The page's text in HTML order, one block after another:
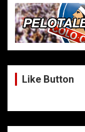
Like Button